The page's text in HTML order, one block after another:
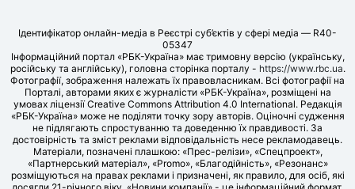
Ідентифікатор онлайн-медіа в Реєстрі суб’єктів у сфері медіа — R40-
05347
Інформаційний портал «РБК-Україна» має тримовну версію (українську,
російську та англійську), головна сторінка порталу - https://www.rbc.ua.
Фотографії, зображення належать їх правовласникам. Всі фотографії на
Порталі, авторами яких є журналісти «РБК-Україна», розміщені на
умовах ліцензії Creative Commons Attribution 4.0 International. Редакція
«РБК-Україна» може не поділяти точку зору авторів. Оціночні судження
не підлягають спростуванню та доведенню їх правдивості. За
достовірність та зміст реклами відповідальність несе рекламодавець.
Матеріали, позначені плашкою: «Прес-релізи», «Спецпроект»,
«Партнерський матеріал», «Promo», «Благодійність», «Резонанс»
розміщуються на правах реклами і призначені, як правило, для осіб, які